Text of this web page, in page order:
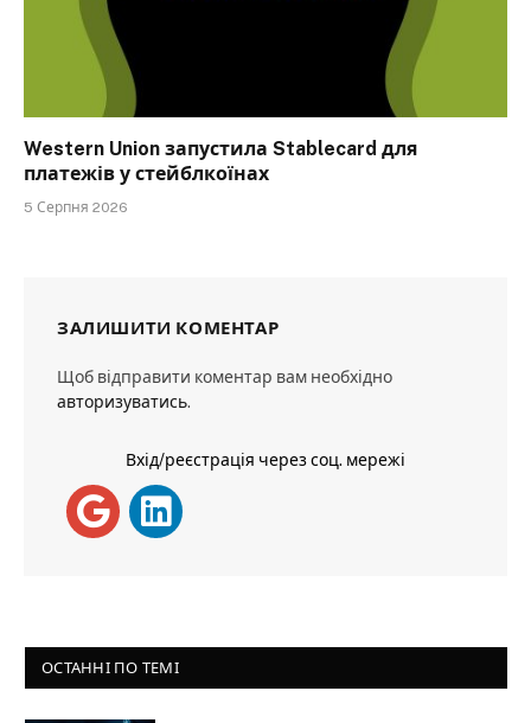
Western Union запустила Stablecard для
платежів у стейблкоїнах
5 Серпня 2026
ЗАЛИШИТИ КОМЕНТАР
Щоб відправити коментар вам необхідно
авторизуватись.
Вхід/реєстрація через соц. мережі
ОСТАННІ ПО ТЕМІ